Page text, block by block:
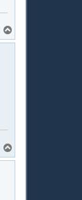
a
a